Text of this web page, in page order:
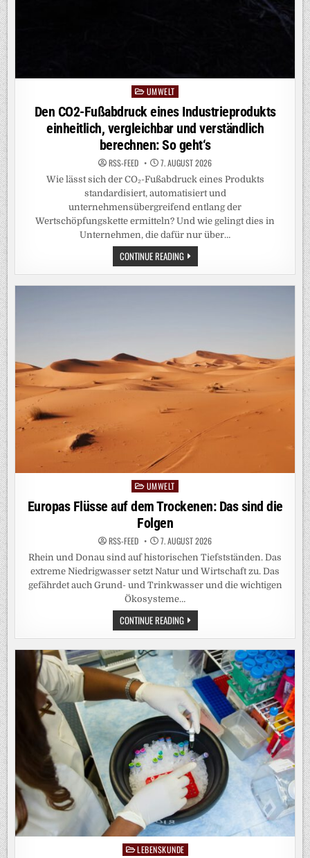
PostedUMWELT
Den CO2-Fußabdruck eines Industrieprodukts
einheitlich, vergleichbar und verständlich
berechnen: So geht‘s
RSS-FEED 7. AUGUST 2026
Wie lässt sich der CO₂-Fußabdruck eines Produkts
standardisiert, automatisiert und
unternehmensübergreifend entlang der
Wertschöpfungskette ermitteln? Und wie gelingt dies in
Unternehmen, die dafür nur über…
CONTINUE READINGDEN
CO2-
FUSSABDRUCK E
INES I
EHT‘S
Posted
in
UMWELT
Europas Flüsse auf dem Trockenen: Das sind die
Folgen
RSS-FEED 7. AUGUST 2026
Rhein und Donau sind auf historischen Tiefstständen. Das
extreme Niedrigwasser setzt Natur und Wirtschaft zu. Das
gefährdet auch Grund- und Trinkwasser und die wichtigen
Ökosysteme…
CONTINUE READINGEUROPAS
FLÜSSE
AUF
TROCKENEN:
DAS
SIND
DIE
FOLGEN
PostedLEBENSKUNDE